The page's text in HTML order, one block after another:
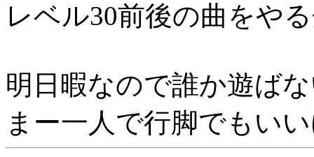
レベル30前後の曲をや
明日暇なので誰か遊ば
まー一人で行脚でもい